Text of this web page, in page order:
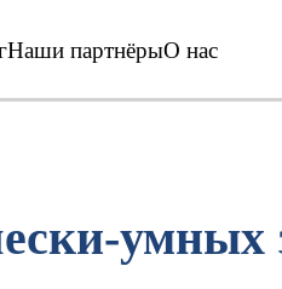
Наши партнёрыО нас